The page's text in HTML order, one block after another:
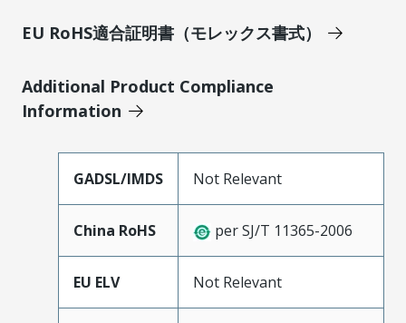
EU RoHS適合証明書（モレックス書式）
Additional Product Compliance
Information
GADSL/IMDS Not Relevant
China RoHS per SJ/T 11365-2006
EU ELV Not Relevant